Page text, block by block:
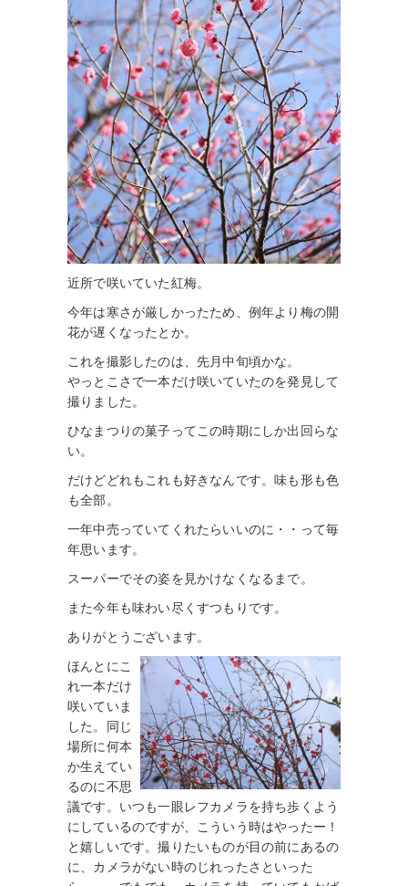
近所で咲いていた紅梅。
今年は寒さが厳しかったため、例年より梅の開
花が遅くなったとか。
これを撮影したのは、先月中旬頃かな。
やっとこさで一本だけ咲いていたのを発見して
撮りました。
ひなまつりの菓子ってこの時期にしか出回らな
い。
だけどどれもこれも好きなんです。味も形も色
も全部。
一年中売っていてくれたらいいのに・・って毎
年思います。
スーパーでその姿を見かけなくなるまで。
また今年も味わい尽くすつもりです。
ありがとうございます。
ほんとにこ
れ一本だけ
咲いていま
した。同じ
場所に何本
か生えてい
るのに不思
議です。いつも一眼レフカメラを持ち歩くよう
にしているのですが、こういう時はやったー！
と嬉しいです。撮りたいものが目の前にあるの
に、カメラがない時のじれったさといった